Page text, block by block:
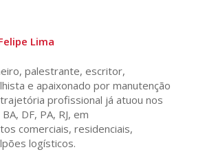
Lima
palestrante, escritor,
e apaixonado por manutenção
profissional já atuou nos
DF, PA, RJ, em
comerciais, residenciais,
logísticos.